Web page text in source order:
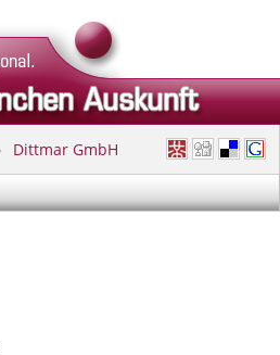
Dittmar GmbH